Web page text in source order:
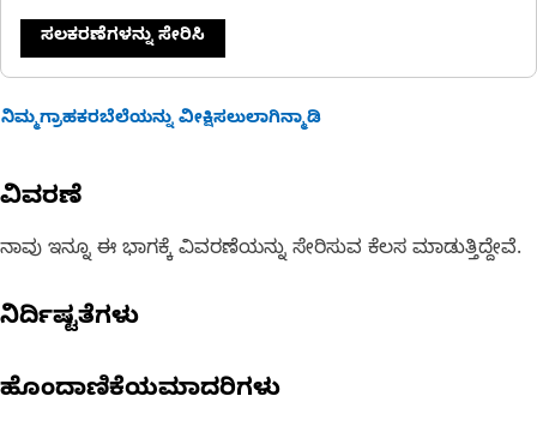
ಸಲಕರಣೆಗಳನ್ನು ಸೇರಿಸಿ
ನಿಮ್ಮಗ್ರಾಹಕರಬೆಲೆಯನ್ನು ವೀಕ್ಷಿಸಲುಲಾಗಿನ್ಮಾಡಿ
ವಿವರಣೆ
ನಾವು ಇನ್ನೂ ಈ ಭಾಗಕ್ಕೆ ವಿವರಣೆಯನ್ನು ಸೇರಿಸುವ ಕೆಲಸ ಮಾಡುತ್ತಿದ್ದೇವೆ.
ನಿರ್ದಿಷ್ಟತೆಗಳು
ಹೊಂದಾಣಿಕೆಯಮಾದರಿಗಳು